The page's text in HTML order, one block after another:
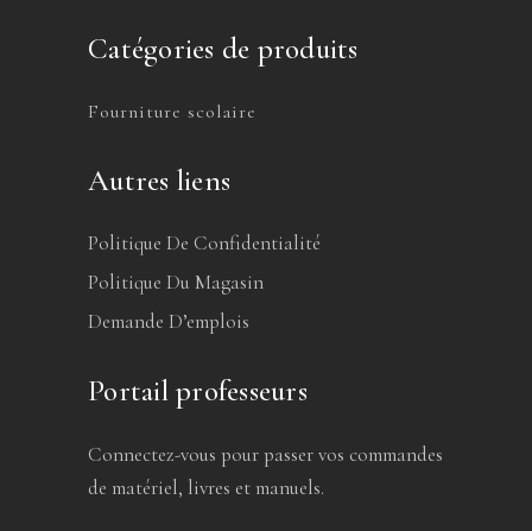
Catégories de produits
Fourniture scolaire
Autres liens
Politique De Confidentialité
Politique Du Magasin
Demande D’emplois
Portail professeurs
Connectez-vous pour passer vos commandes
de matériel, livres et manuels.